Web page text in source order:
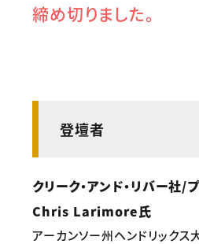
締め切りました。
登壇者
クリーク・アンド・リバー社
Chris Larimore氏
アーカンソー州ヘンドリックス